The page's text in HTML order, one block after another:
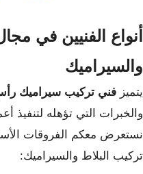
أنواع الفنيين في
والسيراميك
يتميز فني تركيب سيراميك
والخبرات التي تؤهله لتنفيذ
نستعرض معكم الفروقات
تركيب البلاط والسيراميك: